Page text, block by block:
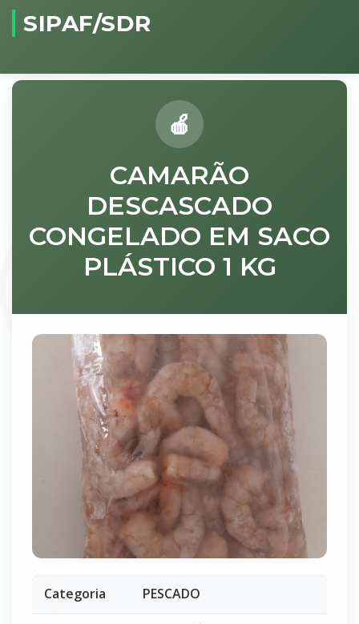
SIPAF/SDR
CAMARÃO
DESCASCADO
CONGELADO EM SACO
PLÁSTICO 1 KG
Categoria PESCADO